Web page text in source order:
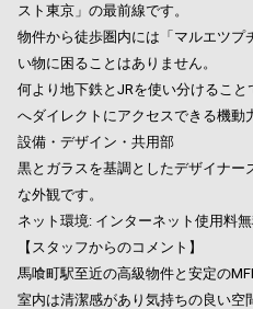
スト東京」の最前線です。
物件から徒歩圏内には「マルエツプ
い物に困ることはありません。
何より地下鉄とJRを使い分けるこ
へダイレクトにアクセスできる機動
設備・デザイン・共用部
黒とガラスを基調としたデザイナー
な外観です。
ネット環境: インターネット使用料無
【スタッフからのコメント】
馬喰町駅至近の高級物件と安定の
室内は清潔感があり気持ちの良い空